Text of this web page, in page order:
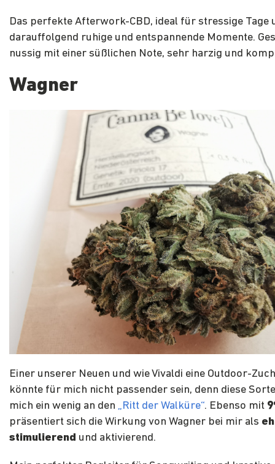
Das perfekte Afterwork-CBD, ideal für stressige Tage
darauffolgend ruhige und entspannende Momente.
nussig mit einer süßlichen Note, sehr harzig und
Wagner
Einer unserer Neuen und wie Vivaldi eine Outdoor-
könnte für mich nicht passender sein, denn diese
mich ein wenig an den „Ritt der Walküre“. Ebenso mit
präsentiert sich die Wirkung von Wagner bei mir als
stimulierend und aktivierend.